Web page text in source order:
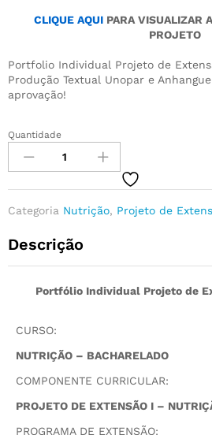
CLIQUE AQUI PARA VISUALIZAR
PROJETO
Portfolio Individual Projeto de
Produção Textual Unopar e
aprovação!
Quantidade
Categoria Nutrição, Projeto de
Descrição
Portfólio Individual Projeto de
CURSO:
NUTRIÇÃO – BACHARELADO
COMPONENTE CURRICULAR:
PROJETO DE EXTENSÃO I –
PROGRAMA DE EXTENSÃO: